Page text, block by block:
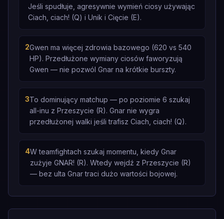
Jeśli spudłuje, agresywnie wymień ciosy używając
Ciach, ciach! (Q) i Unik i Cięcie (E).
2Gwen ma więcej zdrowia bazowego (620 vs 540
HP). Przedłużone wymiany ciosów faworyzują
Gwen — nie pozwól Gnar na krótkie burszty.
3To dominujący matchup — po poziomie 6 szukaj
all-inu z Przeszycie (R). Gnar nie wygra
przedłużonej walki jeśli trafisz Ciach, ciach! (Q).
4W teamfightach szukaj momentu, kiedy Gnar
zużyje GNAR! (R). Wtedy wejdź z Przeszycie (R)
— bez ulta Gnar traci dużo wartości bojowej.